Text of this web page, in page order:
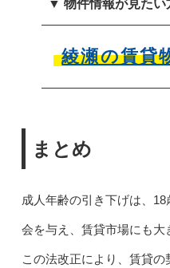
▼ 物件情報が見た
綾瀬の賃貸
まとめ
成人年齢の引き下げは、
会を与え、賃貸市場にも大
この法改正により、賃貸